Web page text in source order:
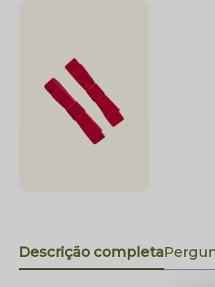
Descrição completa